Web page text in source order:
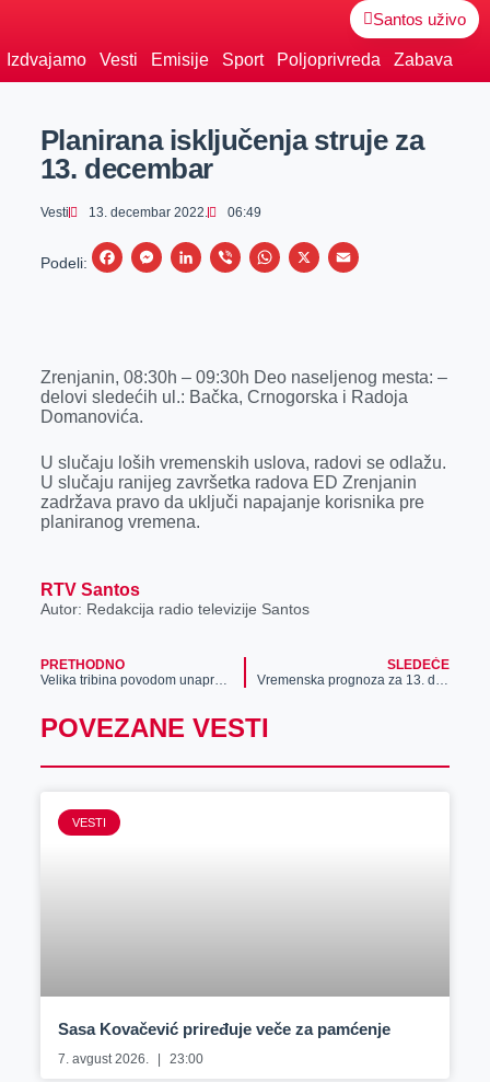
Santos uživo
Izdvajamo Vesti Emisije Sport Poljoprivreda Zabava
Planirana isključenja struje za
13. decembar
Vesti 13. decembar 2022. 06:49
Podeli:
F
b
o
k
M
e
e
r
L
e
n
V
r
W
s
A
p
X
E
l
Zrenjanin, 08:30h – 09:30h Deo naseljenog mesta: –
delovi sledećih ul.: Bačka, Crnogorska i Radoja
Domanovića.
U slučaju loših vremenskih uslova, radovi se odlažu.
U slučaju ranijeg završetka radova ED Zrenjanin
zadržava pravo da uključi napajanje korisnika pre
planiranog vremena.
RTV Santos
Autor: Redakcija radio televizije Santos
PRETHODNO
Velika tribina povodom unapređenja bezbednosti u saobraćaju
SLEDEĆE
Vremenska prognoza za 13. decembar
POVEZANE VESTI
VESTI
Sasa Kovačević priređuje veče za pamćenje
7. avgust 2026. 23:00